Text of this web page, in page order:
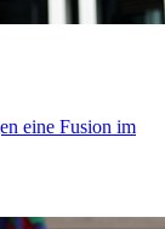
eine Fusion im